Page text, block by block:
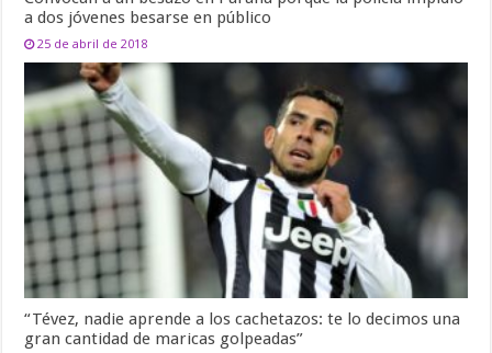
a dos jóvenes besarse en público
25 de abril de 2018
“Tévez, nadie aprende a los cachetazos: te lo decimos una
gran cantidad de maricas golpeadas”